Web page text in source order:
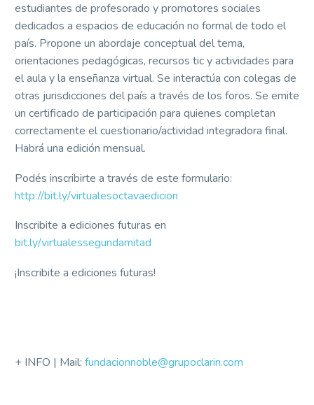
estudiantes de profesorado y promotores sociales
dedicados a espacios de educación no formal de todo el
país. Propone un abordaje conceptual del tema,
orientaciones pedagógicas, recursos tic y actividades para
el aula y la enseñanza virtual. Se interactúa con colegas de
otras jurisdicciones del país a través de los foros. Se emite
un certificado de participación para quienes completan
correctamente el cuestionario/actividad integradora final.
Habrá una edición mensual.
Podés inscribirte a través de este formulario:
http://bit.ly/virtualesoctavaedicion
Inscribite a ediciones futuras en
bit.ly/virtualessegundamitad
¡Inscribite a ediciones futuras!
+ INFO | Mail: fundacionnoble@grupoclarin.com